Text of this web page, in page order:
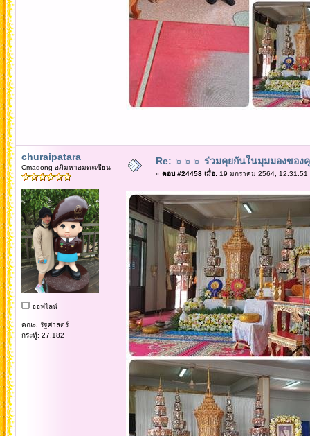
churaipatara
Cmadong อภิมหาอมตะเซียน
ออฟไลน์
คณะ: รัฐศาสตร์
กระทู้: 27,182
Re: ☼☼☼ ร่วมคุยกันในมุมมองของ
« ตอบ #24458 เมื่อ:19 มกราคม 2564, 12:31:51